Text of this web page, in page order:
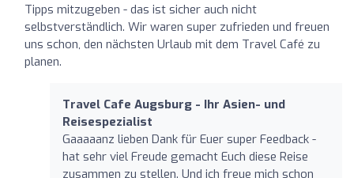
Tipps mitzugeben - das ist sicher auch nicht
selbstverständlich. Wir waren super zufrieden und freuen
uns schon, den nächsten Urlaub mit dem Travel Café zu
planen.
Travel Cafe Augsburg - Ihr Asien- und
Reisespezialist
Gaaaaanz lieben Dank für Euer super Feedback -
hat sehr viel Freude gemacht Euch diese Reise
zusammen zu stellen. Und ich freue mich schon